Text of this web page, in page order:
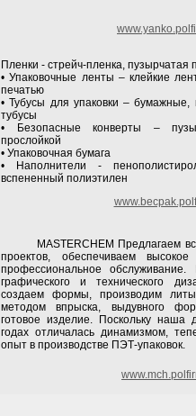
Пленки - стрейч-пленка, пузырчатая
• Упаковочные ленты – клейкие
печатью
• Тубусы для упаковки –
тубусы
• Безопасные конверты –
прослойкой
• Упаковочная бумага
• Наполнители -
вспененный полиэтилен
MASTERCHEM Предлагаем
проектов, обеспечиваем
профессиональное
графического и технического
создаем формы, производим
методом впрыска, выдувного
готовое изделие. Поскольку наша
годах отличалась динамизмом,
опыт в производстве ПЭТ-упаковок.